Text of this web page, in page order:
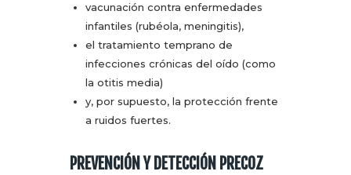
vacunación contra enfermedades
infantiles (rubéola, meningitis),
el tratamiento temprano de
infecciones crónicas del oído (como
la otitis media)
y, por supuesto, la protección frente
a ruidos fuertes.
PREVENCIÓN Y DETECCIÓN PRECOZ